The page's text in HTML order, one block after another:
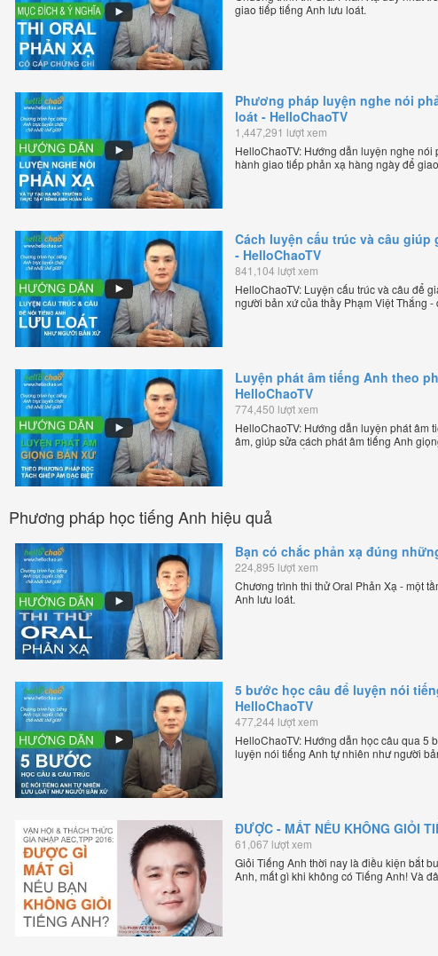
giao tiếp tiếng Anh lưu loát.
Phương pháp luyện nghe nói
loát - HelloChaoTV
1,447,291 lượt xem
HelloChaoTV: Hướng dẫn luyện nghe
hành giao tiếp phản xạ hàng ngày để
Cách luyện cấu trúc và câu
- HelloChaoTV
841,104 lượt xem
HelloChaoTV: Luyện cấu trúc và câu để
người bản xứ của thầy Phạm Việt Thắng
Luyện phát âm tiếng Anh theo
HelloChaoTV
774,450 lượt xem
HelloChaoTV: Hướng dẫn luyện phát âm
âm, giúp sửa cách phát âm tiếng Anh
Phạm Việt Thắng, đồng sáng lập
Phương pháp học tiếng Anh hiệu quả
Bạn có chắc phản xạ đúng
224,895 lượt xem
Chương trình thi thử Oral Phản Xạ - một
Anh lưu loát.
5 bước học câu để luyện nói
HelloChaoTV
477,244 lượt xem
HelloChaoTV: Hướng dẫn học câu qua 5
luyện nói tiếng Anh tự nhiên như người
ĐƯỢC - MẤT NẾU KHÔNG GIỎI
61,067 lượt xem
Giỏi Tiếng Anh thời nay là điều kiện bắt
Anh, mất gì khi không có Tiếng Anh! Và